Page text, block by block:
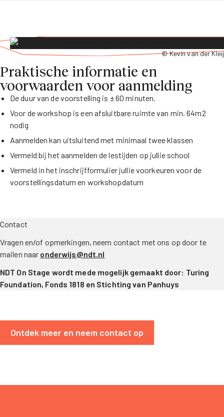
© Kevin van der Kleij
Praktische informatie en
voorwaarden voor aanmelding
De duur van de voorstelling is ± 60 minuten.
Voor de workshop is een afsluitbare ruimte van min. 64m2
nodig
Aanmelden kan uitsluitend met minimaal twee klassen
Vermeld bij het aanmelden de lestijden op jullie school
Vermeld in het inschrijfformulier jullie voorkeuren voor de
voorstellingsdatum en workshopdatum
Contact
Vragen en/of opmerkingen, neem contact met ons op door te
mailen naar onderwijs@ndt.nl
NDT On Stage wordt mede mogelijk gemaakt door: Turing
Foundation, Fonds 1818 en Stichting van Panhuys
Ontdek meer en neem contact op